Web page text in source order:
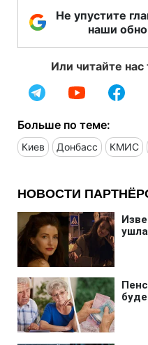
Не упустите
наши
Или читайте нас
Больше по теме:
Киев Донбасс КМИС